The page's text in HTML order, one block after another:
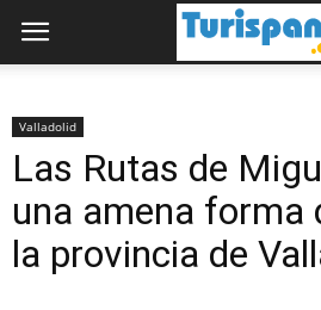
Valladolid
Las Rutas de
una amena forma
la provincia de